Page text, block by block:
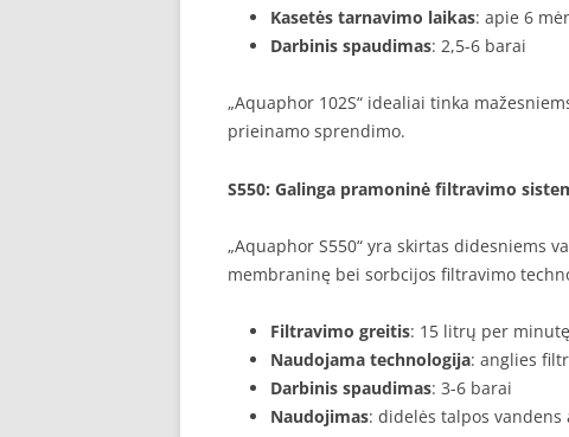
Kasetės tarnavimo laikas: apie 6
Darbinis spaudimas: 2,5-6 barai
„Aquaphor 102S“ idealiai tinka
prieinamo sprendimo.
S550: Galinga pramoninė filtravimo
„Aquaphor S550“ yra skirtas didesniems
membraninę bei sorbcijos filtravimo
Filtravimo greitis: 15 litrų per minutę
Naudojama technologija: anglies
Darbinis spaudimas: 3-6 barai
Naudojimas: didelės talpos vandens